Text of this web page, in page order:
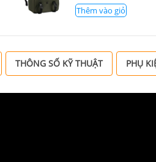
Thêm vào giỏ
THÔNG SỐ KỸ THUẬT PHỤ